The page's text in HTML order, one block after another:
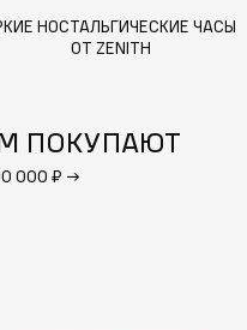
НОСТАЛЬГИЧЕСКИЕ ЧАСЫ
ОТ ZENITH
ПОКУПАЮТ
000 ₽ →